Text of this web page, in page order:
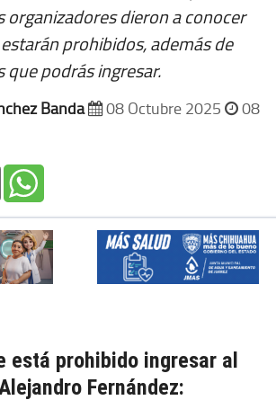
organizadores dieron a conocer
prohibidos, además de
que podrás ingresar.
Banda 08 Octubre 2025
08
está prohibido ingresar al
Fernández: